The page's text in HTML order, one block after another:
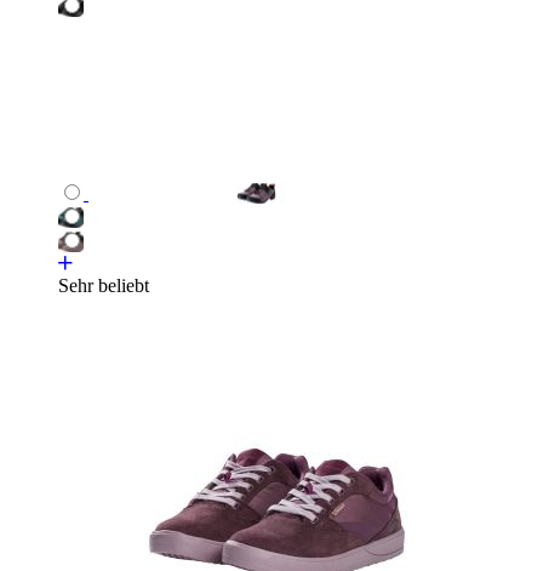
Sehr beliebt